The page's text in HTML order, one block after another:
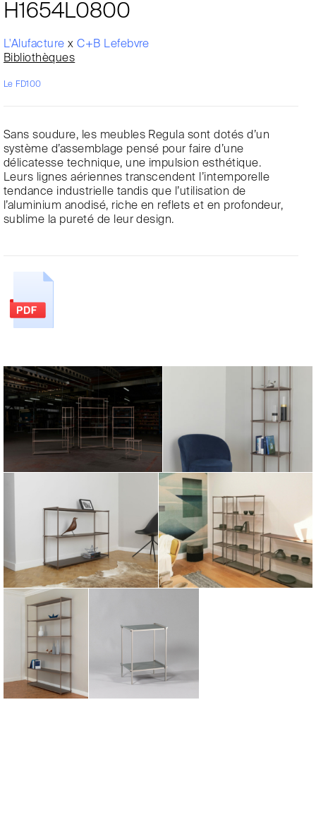
H1654L0800
L'AlufacturexC+B Lefebvre
Bibliothèques
Le FD100
Sans soudure, les meubles Regula sont dotés d’un
système d’assemblage pensé pour faire d’une
délicatesse technique, une impulsion esthétique.
Leurs lignes aériennes transcendent l’intemporelle
tendance industrielle tandis que l’utilisation de
l’aluminium anodisé, riche en reflets et en profondeur,
sublime la pureté de leur design.